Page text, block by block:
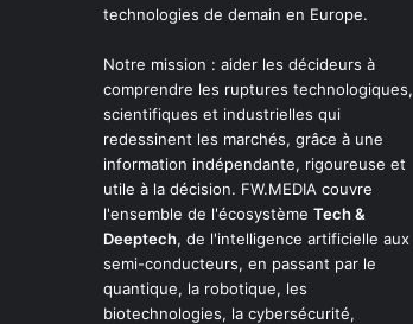
technologies de demain en Europe.
Notre mission : aider les décideurs à
comprendre les ruptures technologiques,
scientifiques et industrielles qui
redessinent les marchés, grâce à une
information indépendante, rigoureuse et
utile à la décision. FW.MEDIA couvre
l'ensemble de l'écosystème Tech &
Deeptech, de l'intelligence artificielle aux
semi-conducteurs, en passant par le
quantique, la robotique, les
biotechnologies, la cybersécurité,